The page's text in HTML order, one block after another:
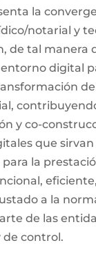
la
notarial y
de tal manera
digital
y co-
que
la
a la
de las
de control.